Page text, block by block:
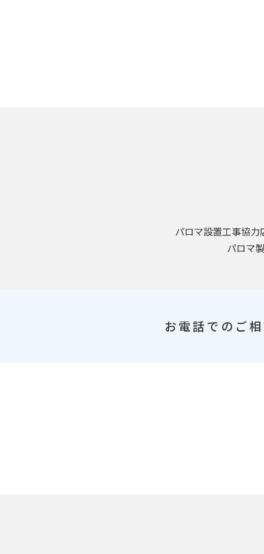
パロマ設置工事協力
パロマ
お電話でのご